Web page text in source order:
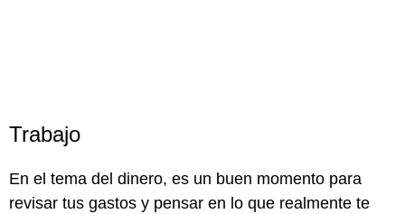
Trabajo
En el tema del dinero, es un buen momento para
revisar tus gastos y pensar en lo que realmente te